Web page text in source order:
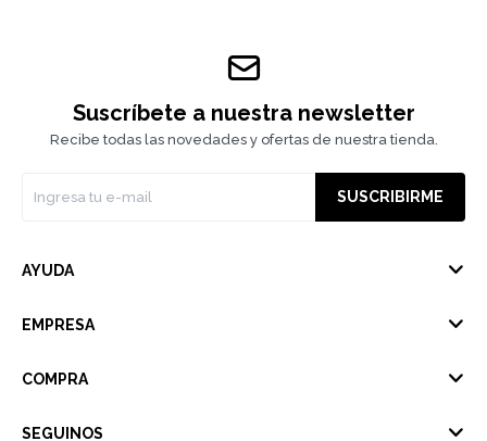
Suscríbete a nuestra newsletter
Recibe todas las novedades y ofertas de nuestra tienda.
SUSCRIBIRME
AYUDA
EMPRESA
COMPRA
SEGUINOS